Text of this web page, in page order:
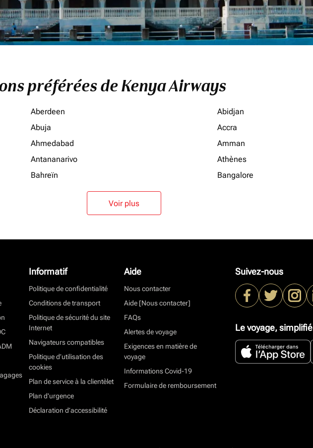
préférées de Kenya Airways
Aberdeen
Abidjan
Abuja
Accra
Ahmedabad
Amman
Antananarivo
Athènes
Bahreïn Bangalore
Voir plus
Informatif
Politique de confidentialité
Conditions de transport
Politique de sécurité du site
Internet
Navigateurs compatibles
Politique d’utilisation des
cookies
Plan de service à la clientèlet
Plan d'urgence
Déclaration d’accessibilité
Aide
Nous contacter
Aide [Nous contacter]
FAQs
Alertes de voyage
Exigences en matière de
voyage
Informations Covid-19
Formulaire de remboursement
Suivez-nous
Le voyage, simplifié